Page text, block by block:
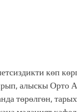
көп
алыскы Орто
төрөлгөн,